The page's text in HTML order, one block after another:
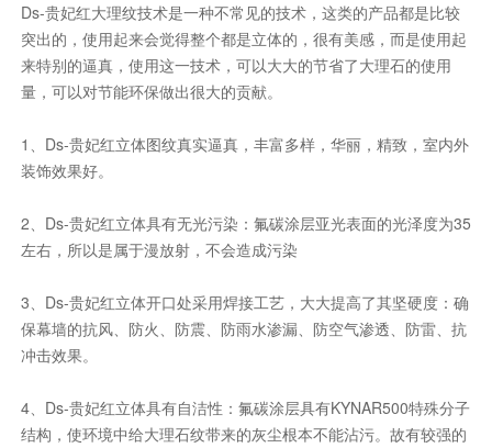
Ds-贵妃红大理纹技术是一种不常见的技术，这类的产品都是比较
突出的，使用起来会觉得整个都是立体的，很有美感，而是使用起
来特别的逼真，使用这一技术，可以大大的节省了大理石的使用
量，可以对节能环保做出很大的贡献。
1、Ds-贵妃红立体图纹真实逼真，丰富多样，华丽，精致，室内外
装饰效果好。
2、Ds-贵妃红立体具有无光污染：氟碳涂层亚光表面的光泽度为35
左右，所以是属于漫放射，不会造成污染
3、Ds-贵妃红立体开口处采用焊接工艺，大大提高了其坚硬度：确
保幕墙的抗风、防火、防震、防雨水渗漏、防空气渗透、防雷、抗
冲击效果。
4、Ds-贵妃红立体具有自洁性：氟碳涂层具有KYNAR500特殊分子
结构，使环境中给大理石纹带来的灰尘根本不能沾污。故有较强的